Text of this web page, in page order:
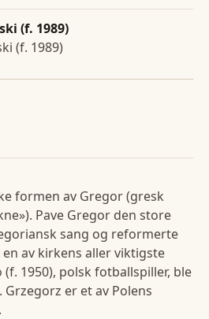
(f. 1989)
(f. 1989)
formen av Gregor (gresk
Pave Gregor den store
sang og reformerte
av kirkens aller viktigste
(f. 1950), polsk fotballspiller, ble
er et av Polens